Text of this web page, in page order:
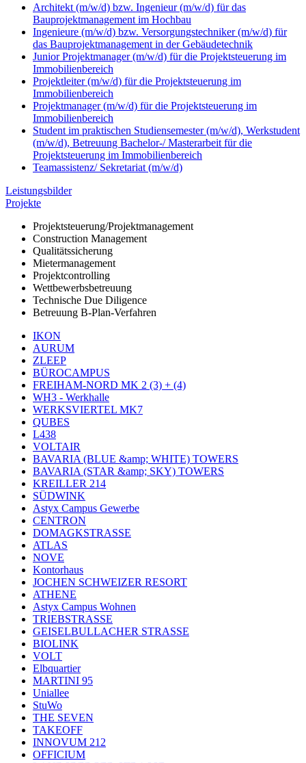
Architekt (m/w/d) bzw. Ingenieur (m/w/d) für das
Bauprojektmanagement im Hochbau
Ingenieure (m/w/d) bzw. Versorgungstechniker (m/w/d) für
das Bauprojektmanagement in der Gebäudetechnik
Junior Projektmanager (m/w/d) für die Projektsteuerung im
Immobilienbereich
Projektleiter (m/w/d) für die Projektsteuerung im
Immobilienbereich
Projektmanager (m/w/d) für die Projektsteuerung im
Immobilienbereich
Student im praktischen Studiensemester (m/w/d), Werkstudent
(m/w/d), Betreuung Bachelor-/ Masterarbeit für die
Projektsteuerung im Immobilienbereich
Teamassistenz/ Sekretariat (m/w/d)
Leistungsbilder
Projekte
Projektsteuerung/Projektmanagement
Construction Management
Qualitätssicherung
Mietermanagement
Projektcontrolling
Wettbewerbsbetreuung
Technische Due Diligence
Betreuung B-Plan-Verfahren
IKON
AURUM
ZLEEP
BÜROCAMPUS
FREIHAM-NORD MK 2 (3) + (4)
WH3 - Werkhalle
WERKSVIERTEL MK7
QUBES
L438
VOLTAIR
BAVARIA (BLUE &amp; WHITE) TOWERS
BAVARIA (STAR &amp; SKY) TOWERS
KREILLER 214
SÜDWINK
Astyx Campus Gewerbe
CENTRON
DOMAGKSTRASSE
ATLAS
NOVE
Kontorhaus
JOCHEN SCHWEIZER RESORT
ATHENE
Astyx Campus Wohnen
TRIEBSTRASSE
GEISELBULLACHER STRASSE
BIOLINK
VOLT
Elbquartier
MARTINI 95
Uniallee
StuWo
THE SEVEN
TAKEOFF
INNOVUM 212
OFFICIUM